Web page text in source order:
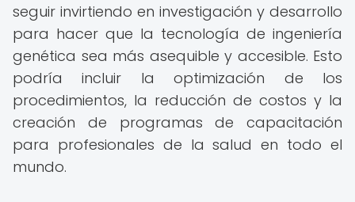
seguir invirtiendo en investigación y desarrollo
para hacer que la tecnología de ingeniería
genética sea más asequible y accesible. Esto
podría incluir la optimización de los
procedimientos, la reducción de costos y la
creación de programas de capacitación
para profesionales de la salud en todo el
mundo.